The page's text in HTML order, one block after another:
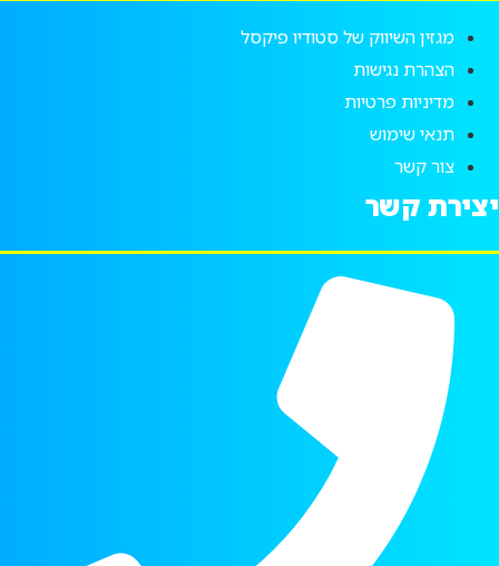
מגזין השיווק של סטודיו פיקסל
הצהרת נגישות
מדיניות פרטיות
תנאי שימוש
צור קשר
יצירת קשר